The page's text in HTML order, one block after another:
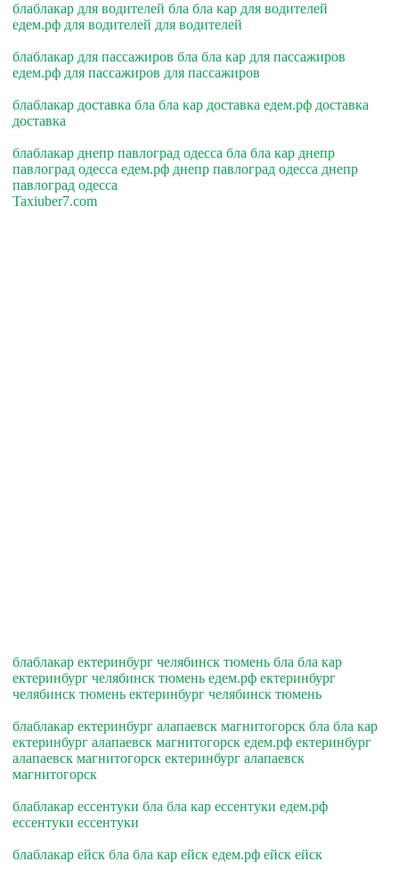
блаблакар для водителей бла бла кар для водителей
едем.рф для водителей для водителей
блаблакар для пассажиров бла бла кар для пассажиров
едем.рф для пассажиров для пассажиров
блаблакар доставка бла бла кар доставка едем.рф доставка
доставка
блаблакар днепр павлоград одесса бла бла кар днепр
павлоград одесса едем.рф днепр павлоград одесса днепр
павлоград одесса
Taxiuber7.com
блаблакар ектеринбург челябинск тюмень бла бла кар
ектеринбург челябинск тюмень едем.рф ектеринбург
челябинск тюмень ектеринбург челябинск тюмень
блаблакар ектеринбург алапаевск магнитогорск бла бла кар
ектеринбург алапаевск магнитогорск едем.рф ектеринбург
алапаевск магнитогорск ектеринбург алапаевск
магнитогорск
блаблакар ессентуки бла бла кар ессентуки едем.рф
ессентуки ессентуки
блаблакар ейск бла бла кар ейск едем.рф ейск ейск